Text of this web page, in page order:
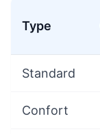
Type
Standard
Confort